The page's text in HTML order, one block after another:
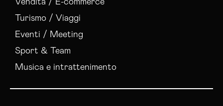
Vendita / E-commerce
Turismo / Viaggi
Eventi / Meeting
Sport & Team
Musica e intrattenimento